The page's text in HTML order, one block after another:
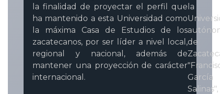
la finalidad de proyectar el perfil que
ha mantenido a esta Universidad como
la máxima Casa de Estudios de los
zacatecanos, por ser líder a nivel local,
regional y nacional, además de
mantener una proyección de carácter
internacional.
la
de
García
Salinas",